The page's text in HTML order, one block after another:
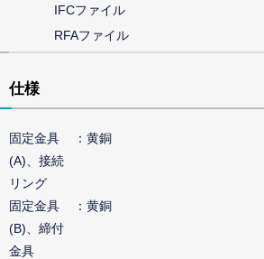
IFCファイル
RFAファイル
仕様
固定金具
(A)、接続
リング
黄銅
固定金具
(B)、締付
金具
黄銅